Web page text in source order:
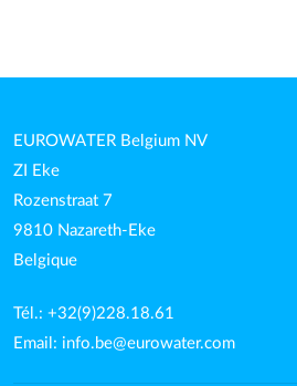
EUROWATER Belgium NV
ZI Eke
Rozenstraat 7
9810 Nazareth-Eke
Belgique
Tél.: +32(9)228.18.61
Email: info.be@eurowater.com